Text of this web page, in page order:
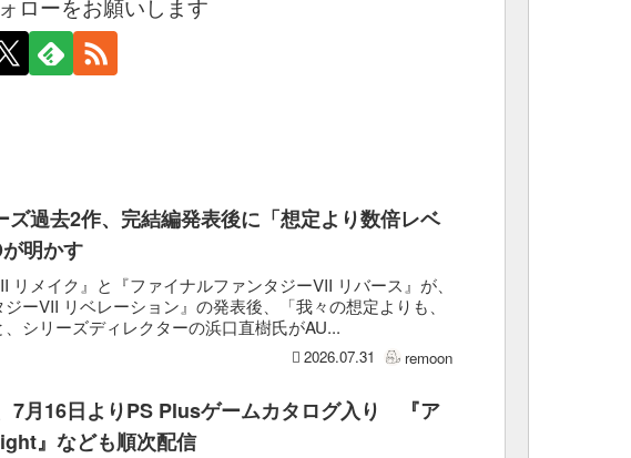
ズ過去2作、完結編発表後に「想定より数倍レベ
明かす
リメイク』と『ファイナルファンタジーVII リバース』が、
ーVII リベレーション』の発表後、「我々の想定よりも、
シリーズディレクターの浜口直樹氏がAU...
2026.07.31 remoon
7月16日よりPS Plusゲームカタログ入り 『ア
』なども順次配信